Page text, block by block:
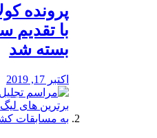
پرونده
با تقدیم
بسته شد
اکتبر 17, 2019